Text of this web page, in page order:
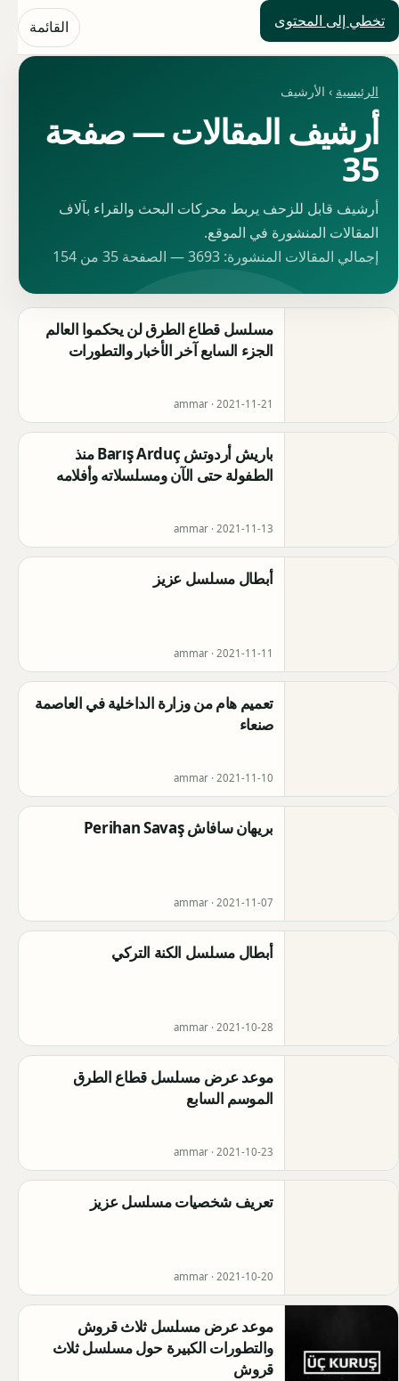
تخطي إلى المحتوى
حلول العالم القائمة
الرئيسية › الأرشيف
أرشيف المقالات — صفحة
35
أرشيف قابل للزحف يربط محركات البحث والقراء بآلاف
المقالات المنشورة في الموقع.
إجمالي المقالات المنشورة: 3693 — الصفحة 35 من 154
مسلسل قطاع الطرق لن يحكموا العالم
الجزء السابع آخر الأخبار والتطورات
ammar · 2021-11-21
باريش أردوتش Barış Arduç منذ
الطفولة حتى الآن ومسلسلاته وأفلامه
ammar · 2021-11-13
أبطال مسلسل عزيز
ammar · 2021-11-11
تعميم هام من وزارة الداخلية في العاصمة
صنعاء
ammar · 2021-11-10
بريهان سافاش Perihan Savaş
ammar · 2021-11-07
أبطال مسلسل الكنة التركي
ammar · 2021-10-28
موعد عرض مسلسل قطاع الطرق
الموسم السابع
ammar · 2021-10-23
تعريف شخصيات مسلسل عزيز
ammar · 2021-10-20
موعد عرض مسلسل ثلاث قروش
والتطورات الكبيرة حول مسلسل ثلاث
قروش